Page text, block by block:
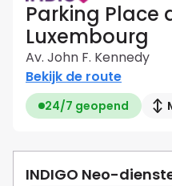
Parking Place
Luxembourg
Av. John F. Kennedy
Bekijk de route
24/7 geopend
INDIGO Neo-